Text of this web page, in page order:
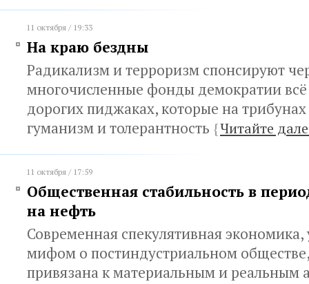
11 октября / 19:33
На краю бездны
Радикализм и терроризм спонсируют
многочисленные фонды демократии всё
дорогих пиджаках, которые на
гуманизм и толерантность {Читайте
11 октября / 17:59
Общественная стабильность в
на нефть
Современная спекулятивная экономика,
мифом о постиндустриальном
привязана к материальным и реальным